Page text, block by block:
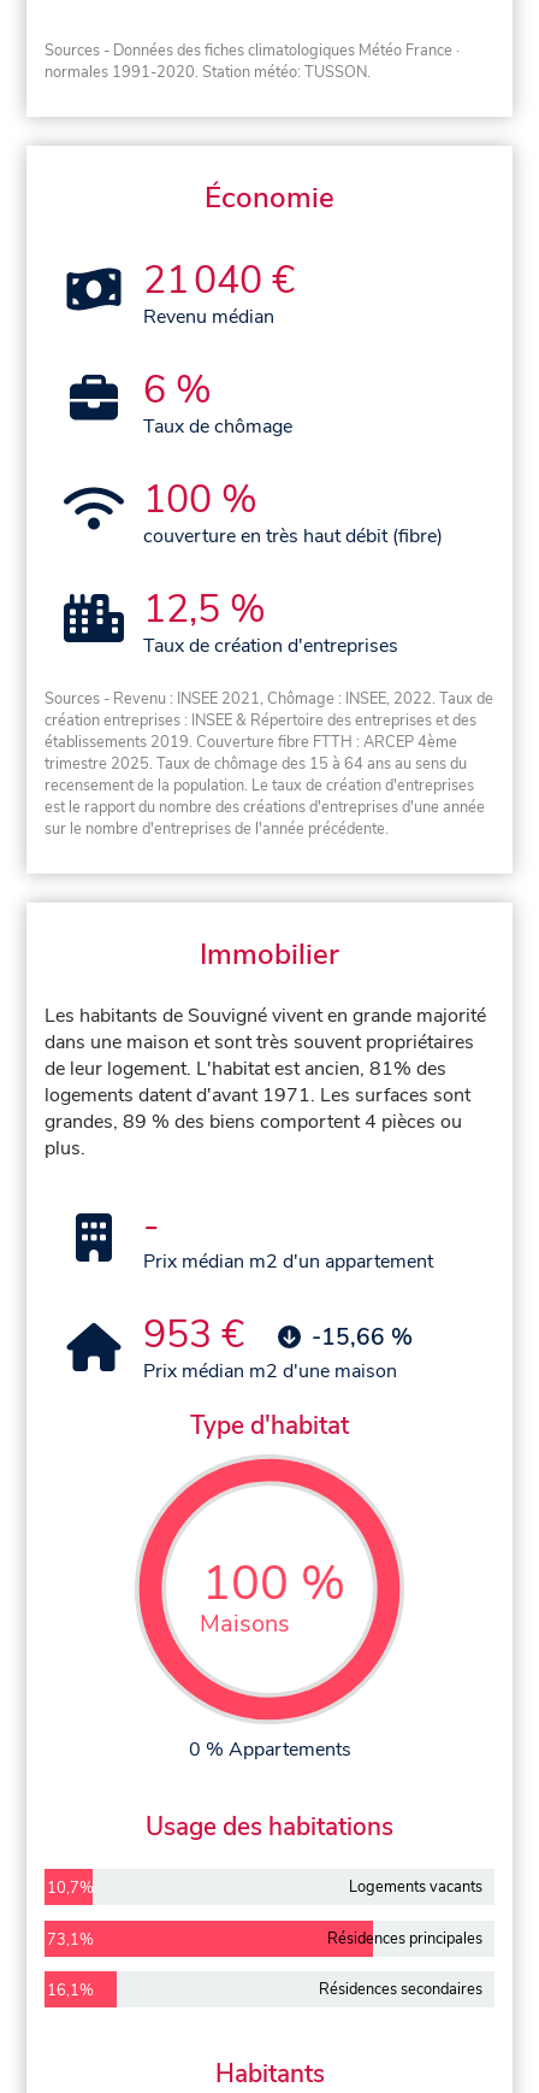
Sources - Données des fiches climatologiques Météo France ·
normales 1991-2020. Station météo: TUSSON.
Économie
21 040 €
Revenu médian
6 %
Taux de chômage
100 %
couverture en très haut débit (fibre)
12,5 %
Taux de création d'entreprises
Sources - Revenu : INSEE 2021, Chômage : INSEE, 2022. Taux de
création entreprises : INSEE & Répertoire des entreprises et des
établissements 2019. Couverture fibre FTTH : ARCEP 4ème
trimestre 2025. Taux de chômage des 15 à 64 ans au sens du
recensement de la population. Le taux de création d'entreprises
est le rapport du nombre des créations d'entreprises d'une année
sur le nombre d'entreprises de l'année précédente.
Immobilier
Les habitants de Souvigné vivent en grande majorité
dans une maison et sont très souvent propriétaires
de leur logement. L'habitat est ancien, 81% des
logements datent d'avant 1971. Les surfaces sont
grandes, 89 % des biens comportent 4 pièces ou
plus.
-
Prix médian m2 d'un appartement
953 € -15,66 %
Prix médian m2 d'une maison
Type d'habitat
100 %
Maisons
0 % Appartements
Usage des habitations
10,7% Logements vacants
73,1% Résidences principales
16,1% Résidences secondaires
Habitants